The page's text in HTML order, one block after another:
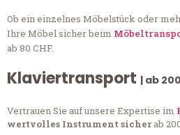
Ob ein einzelnes Möbelstück oder
Ihre Möbel sicher beim
ab 80 CHF.
Klaviertransport | ab
Vertrauen Sie auf unsere Expertise im
wertvolles Instrument sicherab